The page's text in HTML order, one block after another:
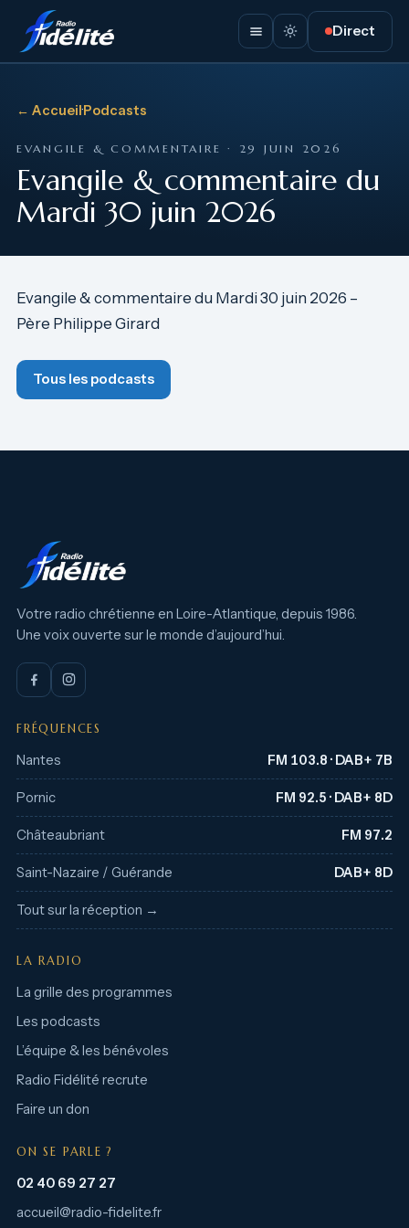
Direct
← Accueil·Podcasts
EVANGILE & COMMENTAIRE · 29 JUIN 2026
Evangile & commentaire du
Mardi 30 juin 2026
Evangile & commentaire du Mardi 30 juin 2026 –
Père Philippe Girard
Tous les podcasts
Votre radio chrétienne en Loire-Atlantique, depuis 1986.
Une voix ouverte sur le monde d’aujourd’hui.
FRÉQUENCES
Nantes FM 103.8 · DAB+ 7B
Pornic FM 92.5 · DAB+ 8D
Châteaubriant FM 97.2
Saint-Nazaire / Guérande DAB+ 8D
Tout sur la réception →
LA RADIO
La grille des programmes
Les podcasts
L’équipe & les bénévoles
Radio Fidélité recrute
Faire un don
ON SE PARLE ?
02 40 69 27 27
accueil@radio-fidelite.fr